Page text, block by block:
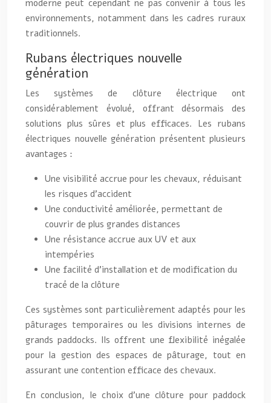
moderne peut cependant ne pas convenir à tous les
environnements, notamment dans les cadres ruraux
traditionnels.
Rubans électriques nouvelle
génération
Les systèmes de clôture électrique ont
considérablement évolué, offrant désormais des
solutions plus sûres et plus efficaces. Les rubans
électriques nouvelle génération présentent plusieurs
avantages :
Une visibilité accrue pour les chevaux, réduisant
les risques d’accident
Une conductivité améliorée, permettant de
couvrir de plus grandes distances
Une résistance accrue aux UV et aux
intempéries
Une facilité d’installation et de modification du
tracé de la clôture
Ces systèmes sont particulièrement adaptés pour les
pâturages temporaires ou les divisions internes de
grands paddocks. Ils offrent une flexibilité inégalée
pour la gestion des espaces de pâturage, tout en
assurant une contention efficace des chevaux.
En conclusion, le choix d’une clôture pour paddock